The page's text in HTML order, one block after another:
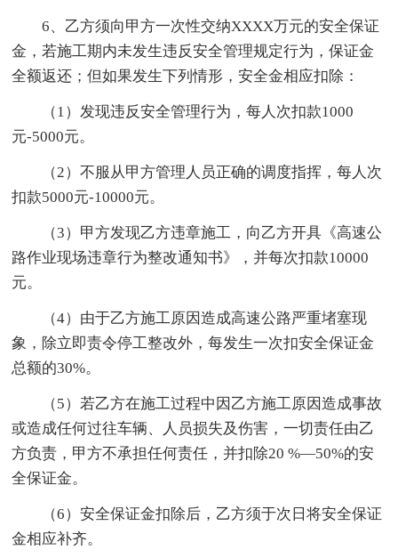
6、乙方须向甲方一次性交纳XXXX万元的安全保证
金，若施工期内未发生违反安全管理规定行为，保证金
全额返还；但如果发生下列情形，安全金相应扣除：
（1）发现违反安全管理行为，每人次扣款1000
元-5000元。
（2）不服从甲方管理人员正确的调度指挥，每人次
扣款5000元-10000元。
（3）甲方发现乙方违章施工，向乙方开具《高速公
路作业现场违章行为整改通知书》，并每次扣款10000
元。
（4）由于乙方施工原因造成高速公路严重堵塞现
象，除立即责令停工整改外，每发生一次扣安全保证金
总额的30%。
（5）若乙方在施工过程中因乙方施工原因造成事故
或造成任何过往车辆、人员损失及伤害，一切责任由乙
方负责，甲方不承担任何责任，并扣除20 %―50%的安
全保证金。
（6）安全保证金扣除后，乙方须于次日将安全保证
金相应补齐。